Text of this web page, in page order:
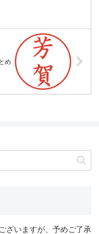
め
ざいますが、予めご了承